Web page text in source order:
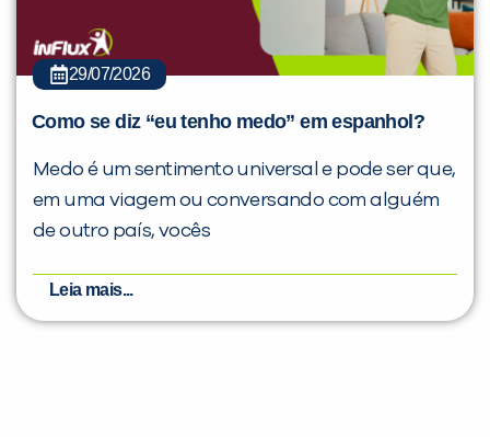
29/07/2026
Como se diz “eu tenho medo” em espanhol?
Medo é um sentimento universal e pode ser que,
em uma viagem ou conversando com alguém
de outro país, vocês
Leia mais...